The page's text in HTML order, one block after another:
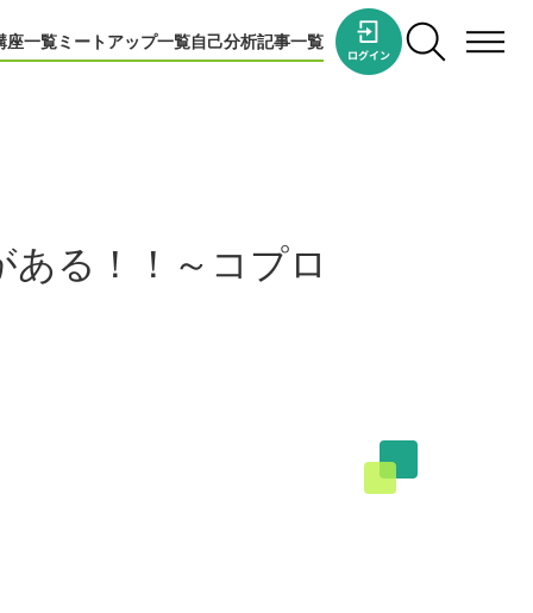
座一覧ミートアップ一覧自己分析記事一覧
ある！！～コプロ